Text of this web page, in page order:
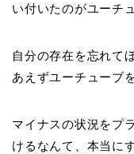
い付いたのがユーチ
自分の存在を忘れて
あえずユーチューブ
マイナスの状況をプ
けるなんて、本当に